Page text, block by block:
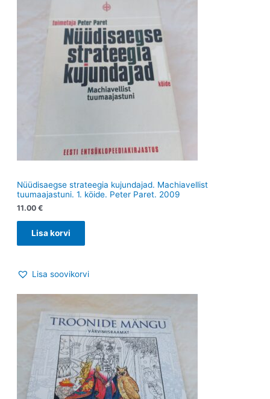
Nüüdisaegse strateegia kujundajad. Machiavellist
tuumaajastuni. 1. köide. Peter Paret. 2009
11.00 €
Lisa korvi
Lisa soovikorvi